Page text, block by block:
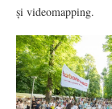
și videomapping.